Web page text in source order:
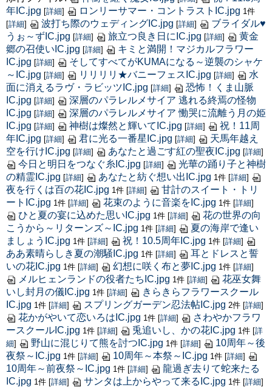
年IC.jpg [詳細] ロンリーサマー・コントラストIC.jpg 1件
[詳細] 波打ち際のウェディングIC.jpg [詳細]
ブライダル♥
うぉ～ずIC.jpg [詳細] 旅立つ良き日にIC.jpg [詳細]
黄金
郷の召使いIC.jpg [詳細]
キミと満開！マジカルフラワー
IC.jpg [詳細]
そしてすべてがKUMAになる～逆襲のシャケ
～IC.jpg [詳細] リリリリ★バニーフェスIC.jpg [詳細]
水
面に消えるラヴ・ラビッツIC.jpg [詳細]
恐怖！くま山脈
IC.jpg [詳細]
深層のパラレルメサイア 逃れる終焉の怪物
IC.jpg [詳細]
深層のパラレルメサイア 慟哭に流離う月の姫
IC.jpg [詳細] 神樹は燦然と輝いてIC.jpg [詳細]
祝！11周
年IC.jpg [詳細] 君に光る一番星IC.jpg [詳細]
天馬年越え
空を行けIC.jpg [詳細] あなたと過ごす紅の聖夜IC.jpg [詳細]
今日と明日をつなぐ糸IC.jpg [詳細]
光華の踊り子と神樹
の精霊IC.jpg [詳細] あなたと紡ぐ想い出IC.jpg 1件 [詳細]
夜を行くは百の花IC.jpg 1件 [詳細]
甘計のスイート・トリ
ートIC.jpg 1件 [詳細] 花束のように音楽をIC.jpg 1件 [詳細]
ひと夏の宴に込めた思いIC.jpg 1件 [詳細]
花の世界の向
こうから～リターンズ～IC.jpg 1件 [詳細]
夏の海岸で逢い
ましょうIC.jpg 1件 [詳細] 祝！10.5周年IC.jpg 1件 [詳細]
ああ素晴らしき夏の潮騒IC.jpg 1件 [詳細]
耳とドレスと誓
いの花IC.jpg 1件 [詳細] 幻想に咲く布と夢IC.jpg 1件 [詳細]
メルヒェンランドの役者たちIC.jpg 1件 [詳細]
花巫女舞
いし封月の儀IC.jpg 1件 [詳細]
きらきらフラワースクール
IC.jpg 1件 [詳細] スプリングガーデン忍法帖IC.jpg 2件 [詳細]
花かがやいて恋いろはIC.jpg 1件 [詳細]
さわやかフラワ
ースクールIC.jpg 1件 [詳細] 兎追いし、かの花IC.jpg 1件 [詳
細] 野山に混じりて熊を討つIC.jpg 1件 [詳細]
10周年～後
夜祭～IC.jpg 1件 [詳細] 10周年～本祭～IC.jpg 1件 [詳細]
10周年～前夜祭～IC.jpg 1件 [詳細]
龍過ぎ去りて蛇来たる
IC.jpg 1件 [詳細] サンタは上からやって来るIC.jpg 1件 [詳細]